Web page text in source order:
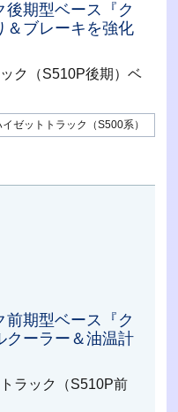
後期型ベース『ク
＆ブレーキを強化
ク（S510P後期）ベ
イゼットトラック（S500系）
前期型ベース『ク
クーラー＆油温計
ラック（S510P前